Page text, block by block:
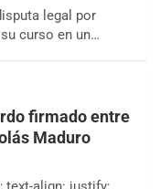
legal por
curso en un…
firmado entre
Maduro